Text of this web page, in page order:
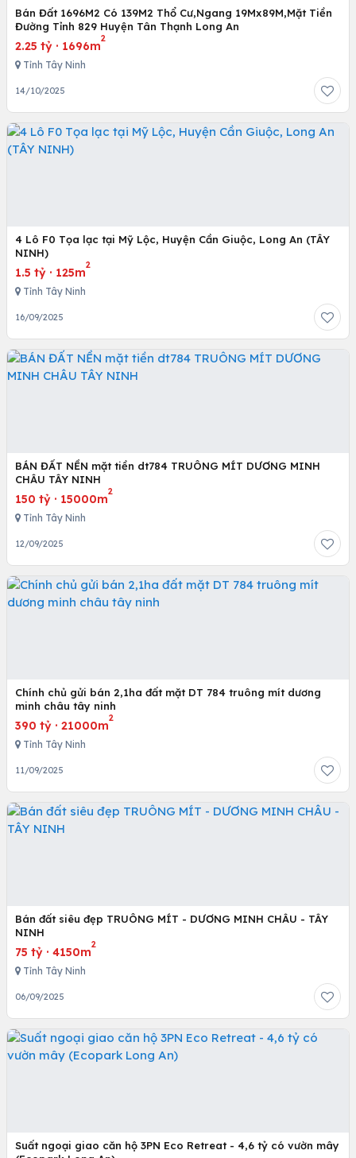
Bán Đất 1696M2 Có 139M2 Thổ Cư,Ngang 19Mx89M,Mặt Tiền
Đường Tỉnh 829 Huyện Tân Thạnh Long An
2.25 tỷ · 1696m
2
Tỉnh Tây Ninh
14/10/2025
4 Lô F0 Tọa lạc tại Mỹ Lộc, Huyện Cần Giuộc, Long An (TÂY
NINH)
1.5 tỷ · 125m
2
Tỉnh Tây Ninh
16/09/2025
BÁN ĐẤT NỀN mặt tiền dt784 TRUÔNG MÍT DƯƠNG MINH
CHÂU TÂY NINH
150 tỷ · 15000m
2
Tỉnh Tây Ninh
12/09/2025
Chính chủ gửi bán 2,1ha đất mặt DT 784 truông mít dương
minh châu tây ninh
390 tỷ · 21000m
2
Tỉnh Tây Ninh
11/09/2025
Bán đất siêu đẹp TRUÔNG MÍT - DƯƠNG MINH CHÂU - TÂY
NINH
75 tỷ · 4150m
2
Tỉnh Tây Ninh
06/09/2025
Suất ngoại giao căn hộ 3PN Eco Retreat - 4,6 tỷ có vườn mây